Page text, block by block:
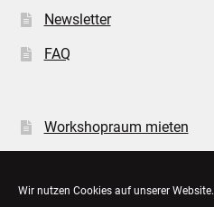
Wir nutzen Cookies auf unserer Website.
Newsletter
FAQ
Workshopraum mieten